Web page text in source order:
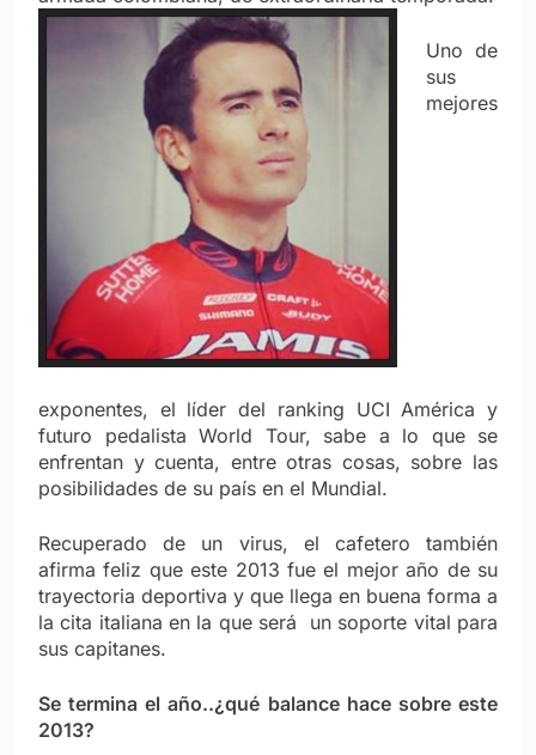
Uno de
sus
mejores
exponentes, el líder del ranking UCI América y
futuro pedalista World Tour, sabe a lo que se
enfrentan y cuenta, entre otras cosas, sobre las
posibilidades de su país en el Mundial.
Recuperado de un virus, el cafetero también
afirma feliz que este 2013 fue el mejor año de su
trayectoria deportiva y que llega en buena forma a
la cita italiana en la que será un soporte vital para
sus capitanes.
Se termina el año..¿qué balance hace sobre este
2013?